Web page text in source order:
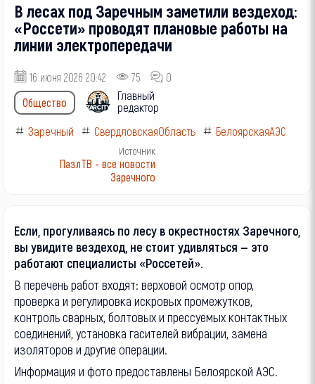
В лесах под Заречным заметили вездеход:
«Россети» проводят плановые работы на
линии электропередачи
16 июня 2026 20:42 75
0
Общество
Главный
редактор
Заречный
СвердловскаяОбласть БелоярскаяАЭС
Источник
ПазлТВ - все новости
Заречного
Если, прогуливаясь по лесу в окрестностях Заречного,
вы увидите вездеход, не стоит удивляться — это
работают специалисты «Россетей».
В перечень работ входят: верховой осмотр опор,
проверка и регулировка искровых промежутков,
контроль сварных, болтовых и прессуемых контактных
соединений, установка гасителей вибрации, замена
изоляторов и другие операции.
Информация и фото предоставлены Белоярской АЭС.